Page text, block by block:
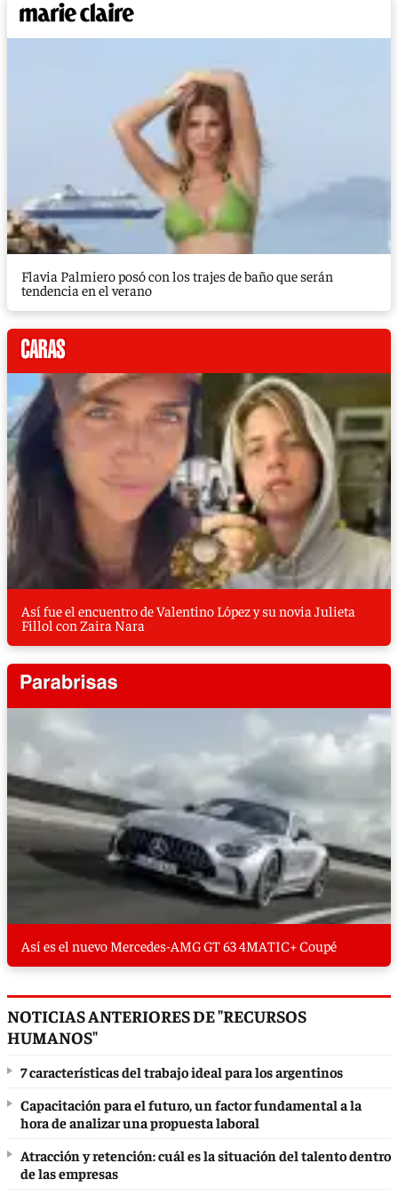
Flavia Palmiero posó con los trajes de baño que serán
tendencia en el verano
Así fue el encuentro de Valentino López y su novia Julieta
Fillol con Zaira Nara
Así es el nuevo Mercedes-AMG GT 63 4MATIC+ Coupé
NOTICIAS ANTERIORES DE "RECURSOS
HUMANOS"
7 características del trabajo ideal para los argentinos
Capacitación para el futuro, un factor fundamental a la
hora de analizar una propuesta laboral
Atracción y retención: cuál es la situación del talento dentro
de las empresas